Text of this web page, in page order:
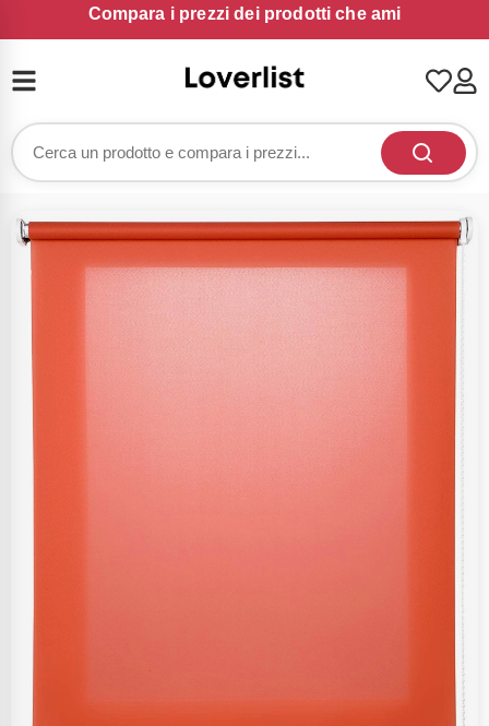
Compara i prezzi dei prodotti che ami